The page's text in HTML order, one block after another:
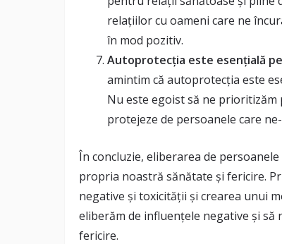
relațiilor cu oameni care ne
în mod pozitiv.
Autoprotecția este esențială
amintim că autoprotecția este
Nu este egoist să ne prioritizăm
protejeze de persoanele care
În concluzie, eliberarea de
propria noastră sănătate și fericire.
negative și toxicității și crearea unui
eliberăm de influențele negative și să
fericire.